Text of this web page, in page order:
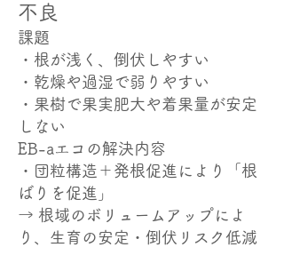
不良
課題
・根が浅く、倒伏しやすい
・乾燥や過湿で弱りやすい
・果樹で果実肥大や着果量が安定
しない
EB-aエコの解決内容
・団粒構造＋発根促進により「根
ばりを促進」
→ 根域のボリュームアップによ
り、生育の安定・倒伏リスク低減